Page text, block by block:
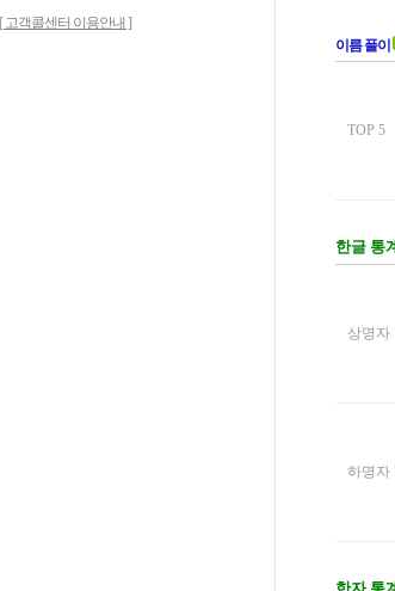
[ 고객콜센터 이용안내 ]